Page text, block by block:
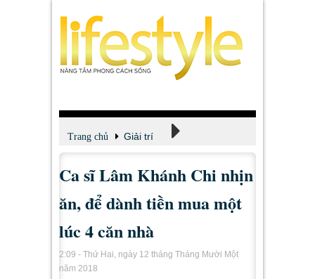
Trang chủ Giải trí
Xem - Nghe - Đọc
Ca sĩ Lâm Khánh Chi nhịn
ăn, để dành tiền mua một
lúc 4 căn nhà
2:09 - Thứ Hai, ngày 12 tháng Tháng Mười Một
năm 2018